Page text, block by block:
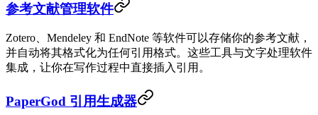
参考文献管理软件
Zotero、Mendeley 和 EndNote 等软件可以存储你的参考文献，
并自动将其格式化为任何引用格式。这些工具与文字处理软件
集成，让你在写作过程中直接插入引用。
PaperGod 引用生成器